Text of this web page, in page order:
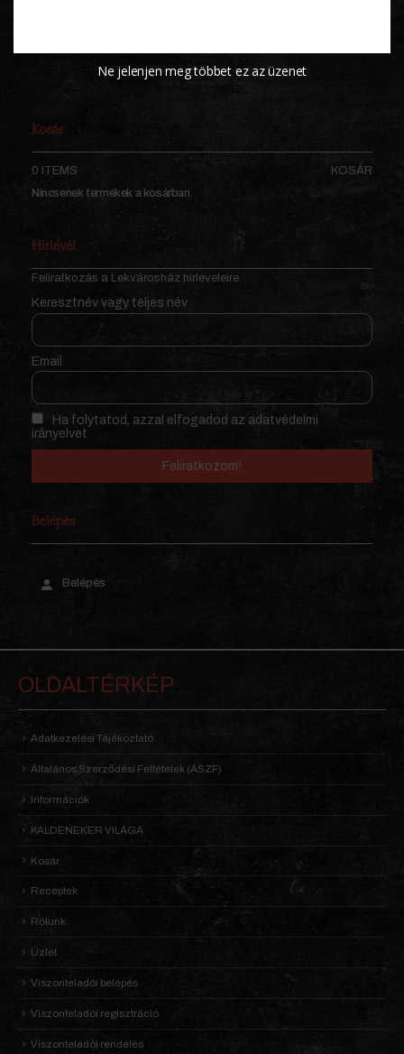
Kosár
0 ITEMS
KOSÁR
Nincsenek termékek a kosárban.
Hírlevél
Feliratkozás a Lekvárosház hírleveleire
Keresztnév vagy teljes név
Email
Ha folytatod, azzal elfogadod az adatvédelmi
irányelvet
Belépés
Belépés
OLDALTÉRKÉP
Adatkezelési Tájékoztató
Általános Szerződési Feltételek (ÁSZF)
Információk
KALDENEKER VILÁGA
Kosár
Receptek
Rólunk
Üzlet
Viszonteladói belépés
Viszonteladói regisztráció
Viszonteladói rendelés
Ne jelenjen meg többet ez az üzenet